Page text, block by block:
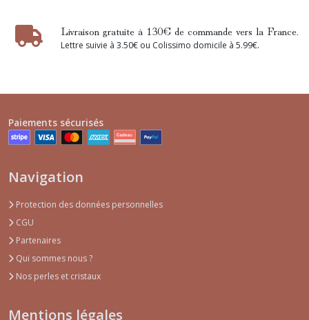
Livraison gratuite à 130€ de commande vers la France.
Lettre suivie à 3.50€ ou Colissimo domicile à 5.99€.
Paiements sécurisés
Navigation
Protection des données personnelles
CGU
Partenaires
Qui sommes nous ?
Nos perles et cristaux
Mentions légales